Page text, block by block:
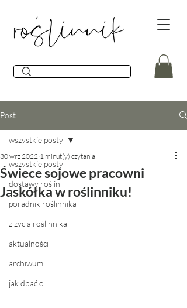
Post
wszystkie posty
dostawy roślin
poradnik roślinnika
z życia roślinnika
aktualności
archiwum
jak dbać o
wszystkie posty
Świece sojowe pracowni
Jaskółka w roślinniku!
30 wrz 2022 1 minut(y) czytania